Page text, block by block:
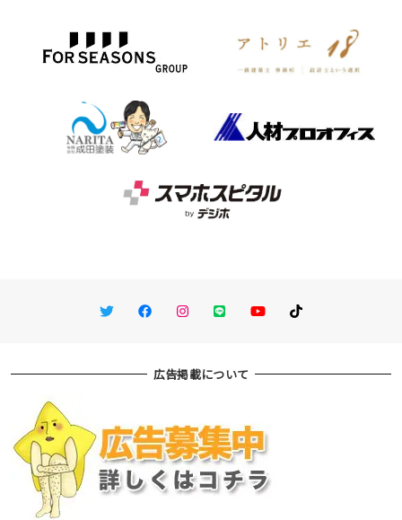
TwitterFacebookInstagram
LINE You TubeTikTok
広告掲載について